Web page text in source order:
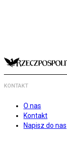
KONTAKT
O nas
Kontakt
Napisz do nas